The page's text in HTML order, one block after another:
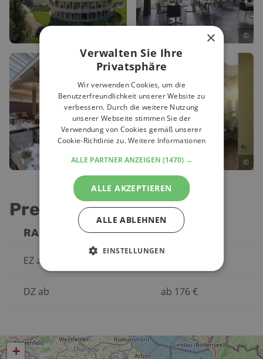
©
© ©
Preise
RAUMTYP PREIS
EZ ab
DZ ab ab 176€
+
×
Verwalten Sie Ihre
Privatsphäre
Wir verwenden Cookies, um die
Benutzerfreundlichkeit unserer Website zu
verbessern. Durch die weitere Nutzung
unserer Webseite stimmen Sie der
Verwendung von Cookies gemäß unserer
Cookie-Richtlinie zu.Weitere Informationen
ALLE PARTNER ANZEIGEN (1470) →
ALLE AKZEPTIEREN
ALLE ABLEHNEN
EINSTELLUNGEN